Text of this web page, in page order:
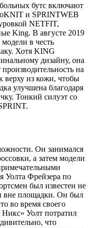
бутс включают
и SPRINTWEB
NETFIT,
King. В августе 2019
в честь
Хотя KING
дизайну, она
на
верху из кожи, чтобы
улучшена благодаря
Тонкий силуэт со
Он занимался
а затем модели
Уолта Фрейзера по
был известен не
вне площадки. Он был
во время своего
Уолт потратил
что